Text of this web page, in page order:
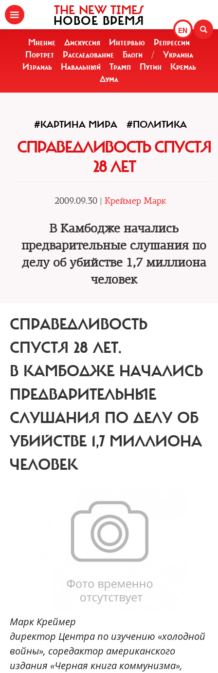
EN
THE NEW TIMES
НОВОЕ ВРЕМЯ
Мнение Дискуссия Интервью
Репрессии
Портрет
Расследование Блоги /
Украина
Израиль
Навальный Трамп Путин
Кремль
Дума
#КАРТИНА МИРА #ПОЛИТИКА
СПРАВЕДЛИВОСТЬ СПУСТЯ
28 ЛЕТ
2009.09.30 | Креймер Марк
В Камбодже начались
предварительные слушания по
делу об убийстве 1,7 миллиона
человек
СПРАВЕДЛИВОСТЬ
СПУСТЯ 28 ЛЕТ.
В КАМБОДЖЕ НАЧАЛИСЬ
ПРЕДВАРИТЕЛЬНЫЕ
СЛУШАНИЯ ПО ДЕЛУ ОБ
УБИЙСТВЕ 1,7 МИЛЛИОНА
ЧЕЛОВЕК
Марк Креймер
директор Центра по изучению «холодной
войны», соредактор американского
издания «Черная книга коммунизма»,